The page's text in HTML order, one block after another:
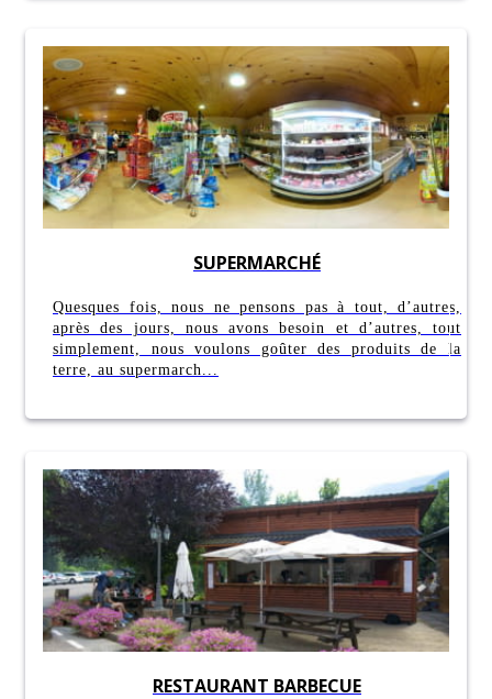
SUPERMARCHÉ
Quesques fois, nous ne pensons pas à tout, d’autres,
après des jours, nous avons besoin et d’autres, tout
simplement, nous voulons goûter des produits de la
terre, au supermarch...
RESTAURANT BARBECUE